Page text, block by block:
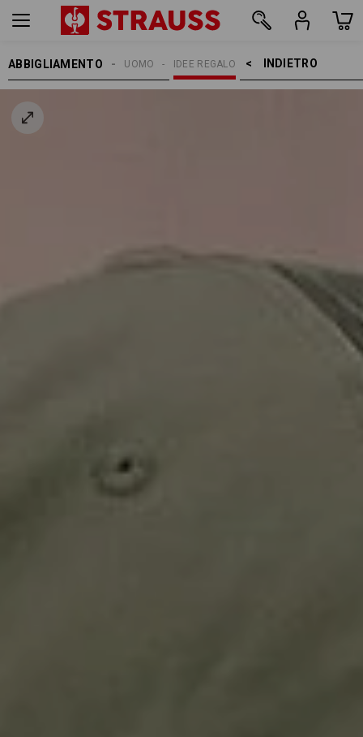
ABBIGLIAMENTO INDIETRO    >
IDEE REGALO
UOMO